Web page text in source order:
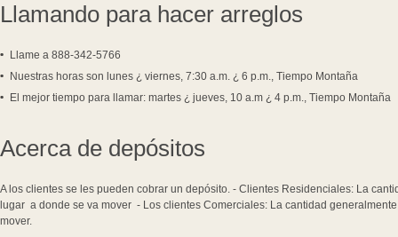
Llamando para hacer arreglos
Llame a 888-342-5766
Nuestras horas son lunes ¿ viernes, 7:30 a.m. ¿ 6 p.m., Tiempo Montaña
El mejor tiempo para llamar: martes ¿ jueves, 10 a.m ¿ 4 p.m., Tiempo Montaña
Acerca de depósitos
A los clientes se les pueden cobrar un depósito. - Clientes Residenciales: La
lugar a donde se va mover - Los clientes Comerciales: La cantidad
mover.